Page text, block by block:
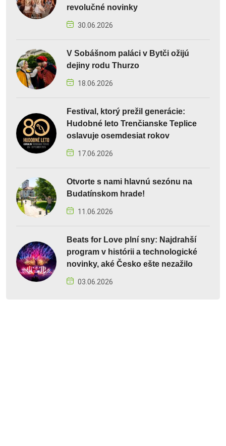
revolučné novinky
30.06.2026
V Sobášnom paláci v Bytči ožijú
dejiny rodu Thurzo
18.06.2026
Festival, ktorý prežil generácie:
Hudobné leto Trenčianske Teplice
oslavuje osemdesiat rokov
17.06.2026
Otvorte s nami hlavnú sezónu na
Budatínskom hrade!
11.06.2026
Beats for Love plní sny: Najdrahší
program v histórii a technologické
novinky, aké Česko ešte nezažilo
03.06.2026